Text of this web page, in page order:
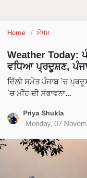
Home ਮੌਸਮ
Weather Today:
ਵਧਿਆ ਪ੍ਰਦੂਸ਼ਣ,
ਦਿੱਲੀ ਸਮੇਤ ਪੰਜਾਬ `ਚ
`ਚ ਮੀਂਹ ਦੀ ਸੰਭਾਵਨਾ...
Priya Shukla
Monday, 07